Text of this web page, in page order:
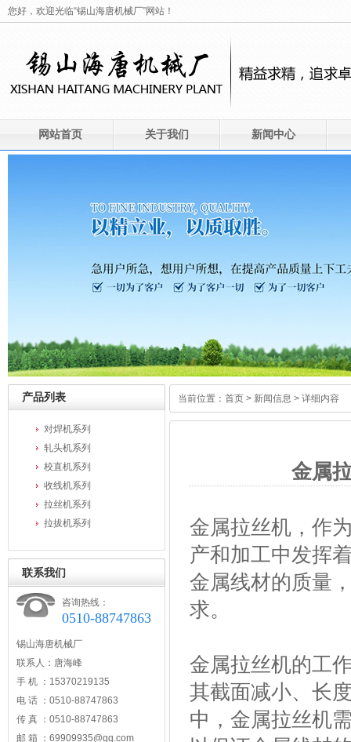
您好，欢迎光临“锡山海唐机械厂”网站！
网站首页 关于我们 新闻中心
产品列表
对焊机系列
轧头机系列
校直机系列
收线机系列
拉丝机系列
拉拔机系列
联系我们
咨询热线：
0510-88747863
锡山海唐机械厂
联系人：唐海峰
手 机 ：15370219135
电 话 ：0510-88747863
传 真 ：0510-88747863
邮 箱 ：69909935@qq.com
当前位置： 首页 > 新闻信息 > 详细内容
金属
金属拉丝机，作
产和加工中发挥
金属线材的质量
求。
金属拉丝机的工
其截面减小、长
中，金属拉丝机